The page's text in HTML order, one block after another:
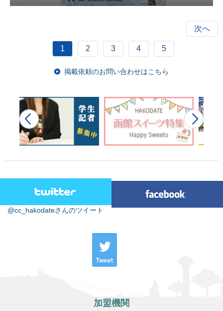
1 2 3 4 5
次へ
掲載依頼のお問い合わせはこちら
@cc_hakodateさんのツイート
加盟機関